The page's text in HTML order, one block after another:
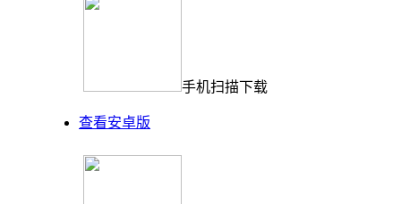
手机扫描下载
查看安卓版